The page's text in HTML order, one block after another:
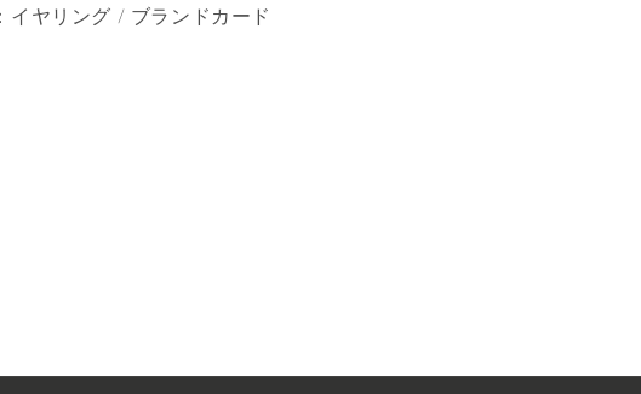
イヤリング / ブランドカード